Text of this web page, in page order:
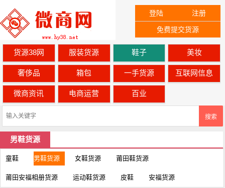
登陆 注册
免费提交货源
货源38网 服装货源 鞋子 美妆
奢侈品 箱包 一手货源 互联网信息
微商资讯 电商运营 百业
搜索
男鞋货源
童鞋 男鞋货源 女鞋货源 莆田鞋货源
莆田安福相册货源 运动鞋货源 皮鞋 安福货源